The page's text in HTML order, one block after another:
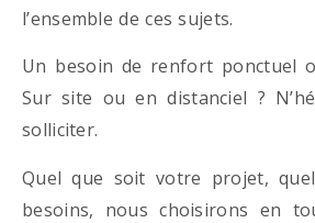
l’ensemble de ces sujets.
Un besoin de renfort ponctuel
Sur site ou en distanciel ?
solliciter.
Quel que soit votre projet,
besoins, nous choisirons en